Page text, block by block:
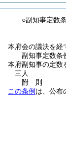
○副知事定数
本府会の議決を経
副知事定数条
本府副知事の定数
三人
附 則
この条例 は、公布